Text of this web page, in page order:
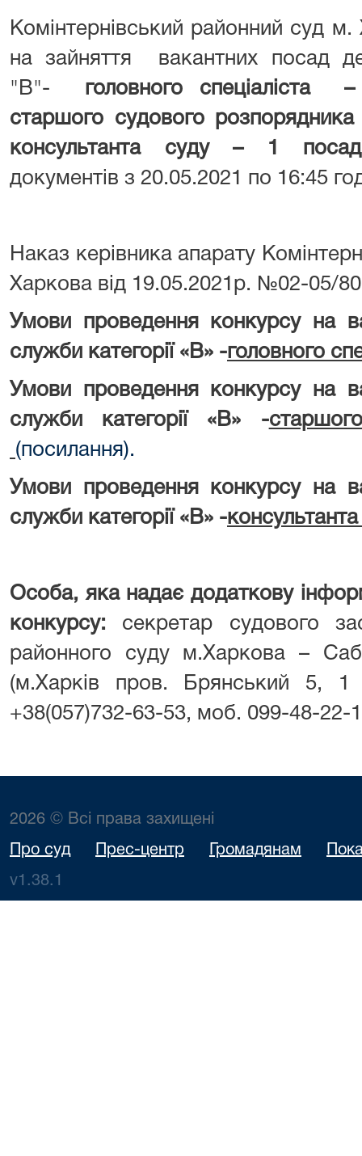
Комінтернівський районний суд
на зайняття вакантних посад
"В"-
головного спеціаліста
старшого судового
консультанта суду – 1
документів з 20.05.2021 по 16:45
Наказ керівника апарату
Харкова від 19.05.2021р. №02-05/
Умови проведення конкурсу на
служби категорії «В» -головного
Умови проведення конкурсу на
служби категорії «В» -
(посилання).
Умови проведення конкурсу на
служби категорії «В» -
Особа, яка надає додаткову
конкурсу: секретар судового
районного суду м.Харкова –
(м.Харків пров. Брянський
+38(057)732-63-53, моб. 099-48-22-
2026 © Всі права захищені
Про суд Прес-центр Громадянам
v1.38.1